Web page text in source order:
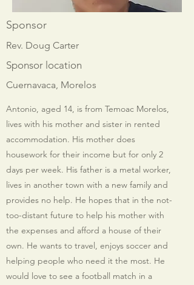
Sponsor
Rev. Doug Carter
Sponsor location
Cuernavaca, Morelos
Antonio, aged 14, is from Temoac Morelos,
lives with his mother and sister in rented
accommodation. His mother does
housework for their income but for only 2
days per week. His father is a metal worker,
lives in another town with a new family and
provides no help. He hopes that in the not-
too-distant future to help his mother with
the expenses and afford a house of their
own. He wants to travel, enjoys soccer and
helping people who need it the most. He
would love to see a football match in a